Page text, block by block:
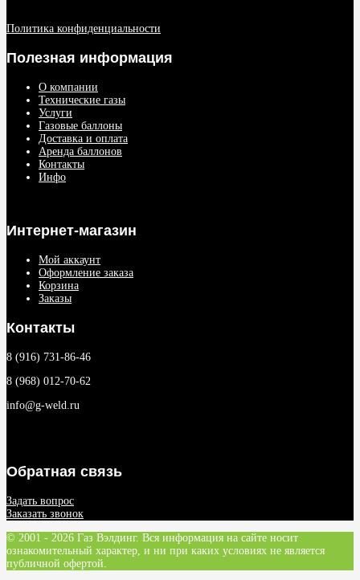
Политика конфиденциальности
Полезная информация
О компании
Технические газы
Услуги
Газовые баллоны
Доставка и оплата
Аренда баллонов
Контакты
Инфо
Интернет-магазин
Мой аккаунт
Оформление заказа
Корзина
Заказы
Контакты
8 (916) 731-86-46
8 (968) 012-70-62
info@g-weld.ru
Обратная связь
Задать вопрос
Заказать звонок
© 2001 - 2026 Газ Вэлдинг. Вся информация на сайте носит
ознакомительный характер, и ни при каких условиях не является
публичной офертой.